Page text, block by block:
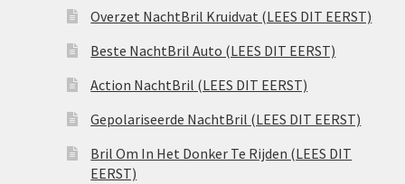
Overzet NachtBril Kruidvat (LEES DIT EERST)
Beste NachtBril Auto (LEES DIT EERST)
Action NachtBril (LEES DIT EERST)
Gepolariseerde NachtBril (LEES DIT EERST)
Bril Om In Het Donker Te Rijden (LEES DIT
EERST)